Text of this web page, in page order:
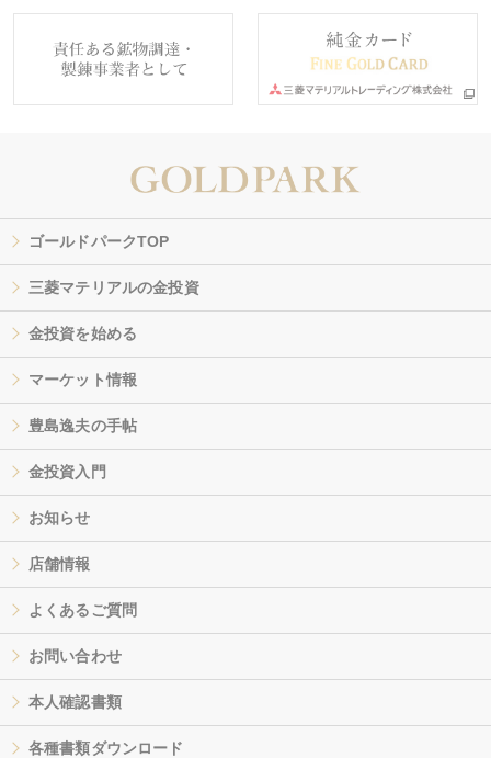
ゴールドパークTOP
三菱マテリアルの金投資
金投資を始める
マーケット情報
豊島逸夫の手帖
金投資入門
お知らせ
店舗情報
よくあるご質問
お問い合わせ
本人確認書類
各種書類ダウンロード